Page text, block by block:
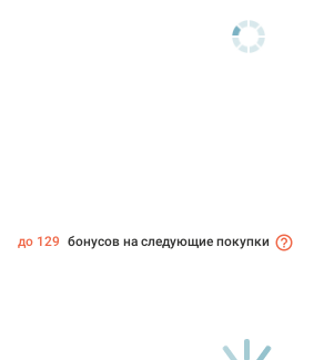
до 129 бонусов на следующие покупки